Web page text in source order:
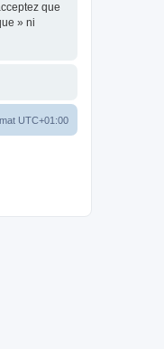
que
» ni
UTC+01:00